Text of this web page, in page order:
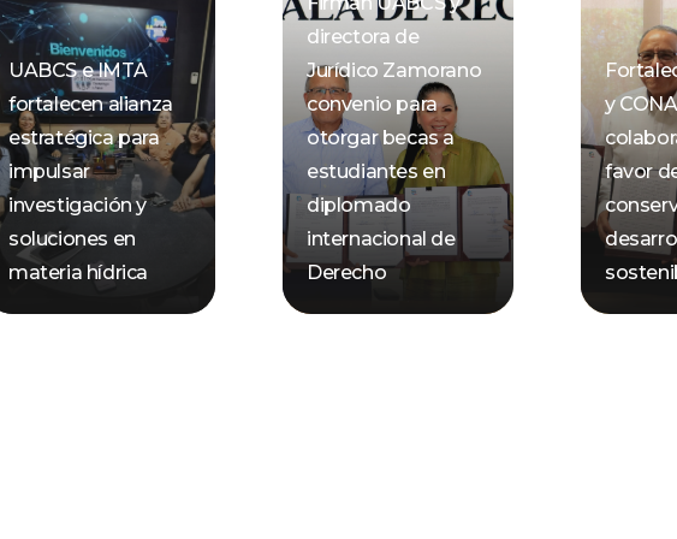
UABCS e IMTA
fortalecen alianza
estratégica para
impulsar
investigación y
soluciones en
materia hídrica
directora de
Jurídico Zamorano
convenio para
otorgar becas a
estudiantes en
diplomado
internacional de
Derecho
y
favor